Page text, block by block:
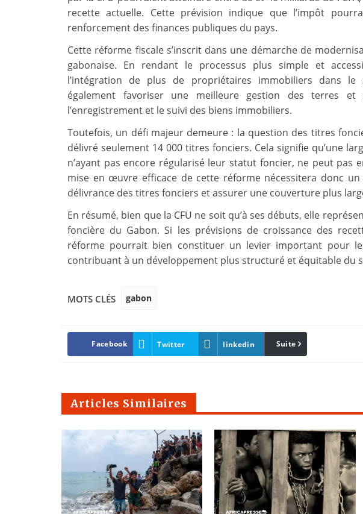
recette actuelle. Cette prévision indique que l’impôt
renforcement des finances publiques du pays.
Cette réforme fiscale s’inscrit dans une démarche de
gabonaise. En rendant le processus plus simple et
l’intégration de plus de propriétaires immobiliers dans le
également favoriser une meilleure gestion des terres
l’enregistrement et le suivi des biens immobiliers.
Toutefois, un défi majeur demeure : la question des titres
délivré seulement 14 000 titres fonciers. Cela signifie qu’une
n’ayant pas encore régularisé leur statut foncier, ne peut pas
mise en œuvre efficace de cette réforme nécessitera donc
délivrance des titres fonciers et assurer une couverture plus
En résumé, bien que la CFU ne soit qu’à ses débuts, elle
foncière du Gabon. Si les prévisions de croissance des
réforme pourrait bien constituer un levier important pour
contribuant à un développement plus structuré et équitable du
MOTS CLÉS gabon
Facebook Twitter linkedin Pinterest
Suite
Articles Similaires